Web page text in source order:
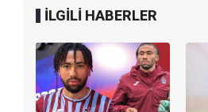
İLGİLİ HABERLER